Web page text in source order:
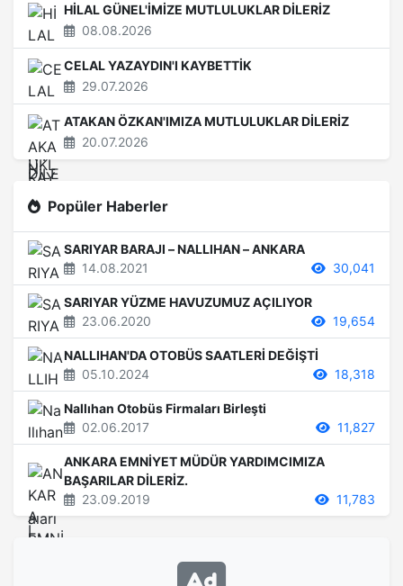
HİLAL GÜNEL'İMİZE MUTLULUKLAR DİLERİZ
08.08.2026
CELAL YAZAYDIN'I KAYBETTİK
29.07.2026
ATAKAN ÖZKAN'IMIZA MUTLULUKLAR DİLERİZ
20.07.2026
Popüler Haberler
SARIYAR BARAJI – NALLIHAN – ANKARA
14.08.2021
30,041
SARIYAR YÜZME HAVUZUMUZ AÇILIYOR
23.06.2020
19,654
NALLIHAN'DA OTOBÜS SAATLERİ DEĞİŞTİ
05.10.2024
18,318
Nallıhan Otobüs Firmaları Birleşti
02.06.2017
11,827
ANKARA EMNİYET MÜDÜR YARDIMCIMIZA
BAŞARILAR DİLERİZ.
23.09.2019
11,783